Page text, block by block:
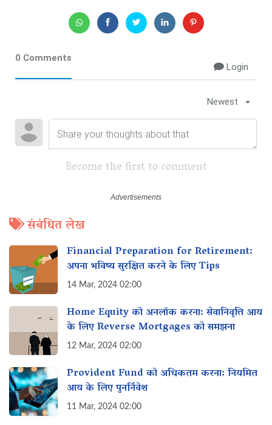
0 Comments
Login
Newest
Become the first to comment
संबंधित लेख
Financial Preparation for Retirement:
अपना भविष्य सुरक्षित करने के लिए Tips
14 Mar, 2024 02:00
Home Equity को अनलॉक करना: सेवानिवृत्ति आय
के लिए Reverse Mortgages को समझना
12 Mar, 2024 02:00
Provident Fund को अधिकतम करना: नियमित
आय के लिए पुनर्निवेश
11 Mar, 2024 02:00